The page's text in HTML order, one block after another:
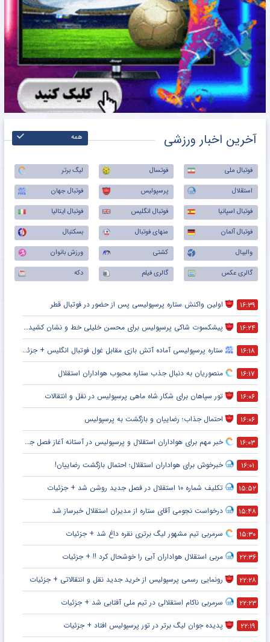
آخرین اخبار ورزشی همه
فوتبال ملی فوتسال
لیگ برتر
استقلال
پرسپولیس
فوتبال جهان
فوتبال اسپانیا
فوتبال انگلیس
فوتبال ایتالیا
فوتبال آلمان
منهای فوتبال
بسکتبال
والیبال
کشتی
ورزش بانوان
گالری عکس
گالری فیلم دکه
۱۶:۳۹ اولین واکنش ستاره پرسپولیسی پس از حضور در فوتبال قطر
۱۶:۲۴ پیشکسوت شاکی پرسپولیس برای محسن خلیلی خط و نشان کشید + جزئیات
۱۶:۱۸ ستاره پرسپولیسی آماده آتش بازی مقابل غول فوتبال انگلیس + جزئیات
۱۶:۱۷ منصوریان به دنبال جذب ستاره محبوب هواداران استقلال
۱۶:۰۶ تور سپاهان برای شکار شاه ماهی پرسپولیس در نقل و انتقالات
۱۶:۰۶ احتمال جذاب؛ رضاییان و بازگشت به پرسپولیس
۱۶:۰۳ خبر مهم برای هواداران استقلال و پرسپولیس در آستانه آغاز فصل جدید
۱۶:۰۱ خبرخوش برای هواداران استقلال؛ احتمال بازگشت رضاییان!
۱۵:۵۲ تکلیف شماره ۱۰ استقلال در فصل جدید روشن شد + جزئیات
۱۵:۴۸ درخواست نجومی آقای ستاره از مدیران استقلال خبرساز شد
۱۵:۳۰ سرمربی تیم مشهور لیگ برتری نقره داغ شد + جزئیات
۲۲:۳۶ مربی استقلال هواداران آبی را خوشحال کرد !! + جزئیات
۲۲:۲۸ رونمایی رسمی پرسپولیس از خرید جدید نقل و انتقالاتی + جزئیات
۲۲:۲۳ سرمربی ناکام استقلالی در تیم ملی آفتابی شد + جزئیات
۲۲:۱۹ پدیده جوان لیگ برتر در تور پرسپولیس افتاد + جزئیات